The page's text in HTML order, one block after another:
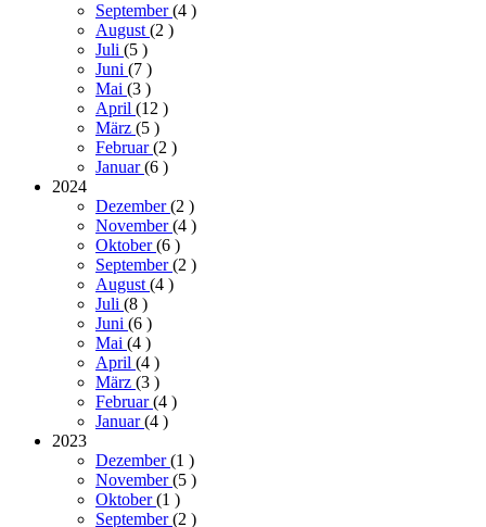
September(4 )
August (2 )
Juli (5 )
Juni (7 )
Mai (3 )
April (12 )
März (5 )
Februar(2 )
Januar(6 )
2024
Dezember(2 )
November(4 )
Oktober(6 )
September(2 )
August (4 )
Juli (8 )
Juni (6 )
Mai (4 )
April (4 )
März (3 )
Februar(4 )
Januar(4 )
2023
Dezember(1 )
November(5 )
Oktober(1 )
September(2 )